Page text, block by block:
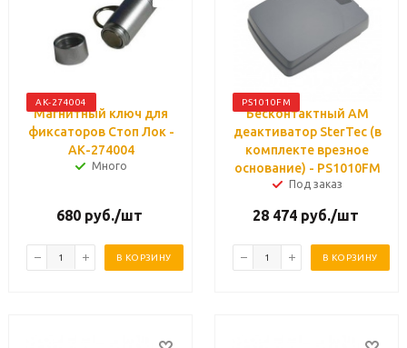
АК-274004
Магнитный ключ для
фиксаторов Стоп Лок -
АК-274004
Много
680руб./шт
В КОРЗИНУ
PS1010FM
Бесконтактный АМ
деактиватор SterTec (в
комплекте врезное
основание) - PS1010FM
Под заказ
28 474руб./шт
В КОРЗИНУ